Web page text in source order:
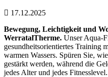
17.12.2025
Bewegung, Leichtigkeit und
WerratalTherme. Unser Aqua-
gesundheitsorientiertes Training
warmen Wassers. Spüren Sie,
gestärkt werden, während die
jedes Alter und jedes Fitnesslevel.